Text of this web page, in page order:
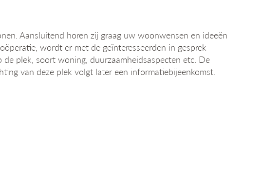
Aansluitend horen zij graag uw woonwensen en ideeën
wordt er met de geïnteresseerden in gesprek
plek, soort woning, duurzaamheidsaspecten etc. De
van deze plek volgt later een informatiebijeenkomst.